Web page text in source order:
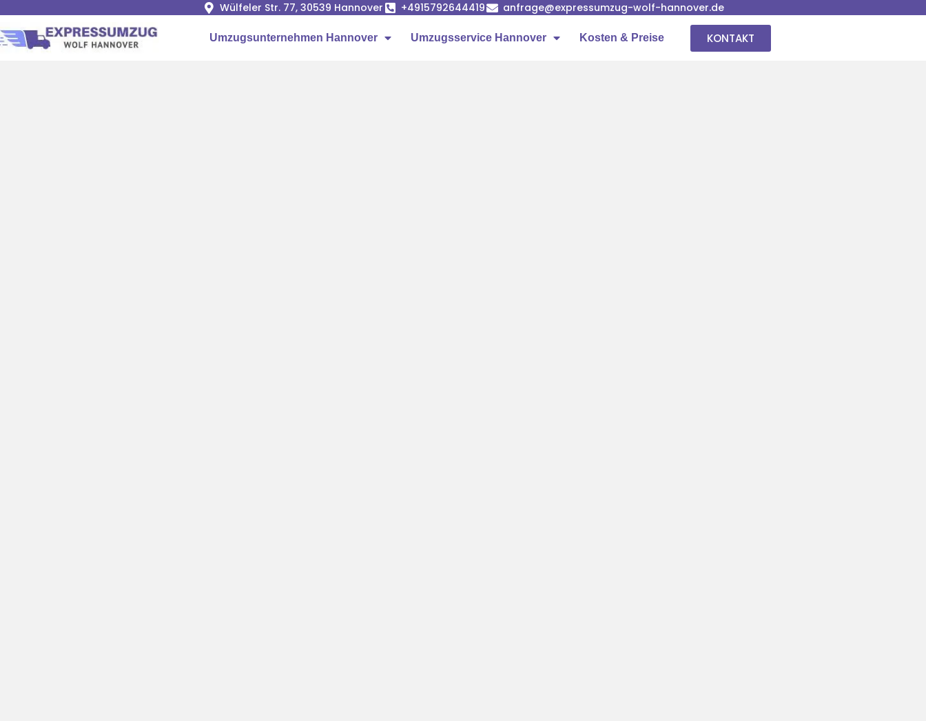
Wülfeler Str. 77, 30539 Hannover +4915792644419 anfrage@expressumzug-wolf-hannover.de
Umzugsunternehmen Hannover Umzugsservice Hannover Kosten & Preise KONTAKT